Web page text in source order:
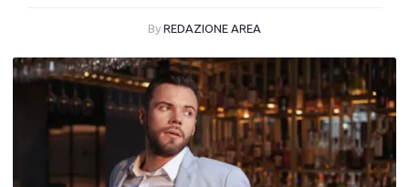
By REDAZIONE AREA